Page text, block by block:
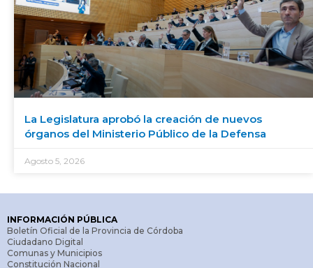
La Legislatura aprobó la creación de nuevos
órganos del Ministerio Público de la Defensa
Agosto 5, 2026
INFORMACIÓN PÚBLICA
Boletín Oficial de la Provincia de Córdoba
Ciudadano Digital
Comunas y Municipios
Constitución Nacional